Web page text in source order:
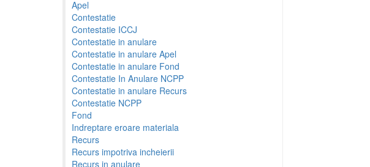
Apel
Contestatie
Contestatie ICCJ
Contestatie in anulare
Contestatie in anulare Apel
Contestatie in anulare Fond
Contestatie In Anulare NCPP
Contestatie in anulare Recurs
Contestatie NCPP
Fond
Indreptare eroare materiala
Recurs
Recurs impotriva incheierii
Recurs in anulare